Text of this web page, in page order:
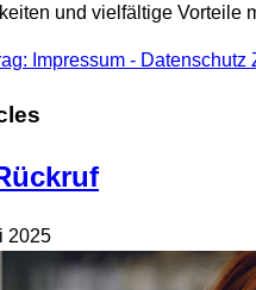
und vielfältige Vorteile
Impressum - Datenschutz
2025